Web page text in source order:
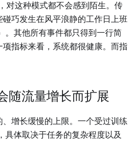
对这种模式都不会感到陌生。传
巧发生在风平浪静的工作日上班
。其他所有事件都只得到一行简
指标来看，系统都很健康。而指
随流量增长而扩展
增长缓慢的上限。一个受过训练
具体取决于任务的复杂程度以及